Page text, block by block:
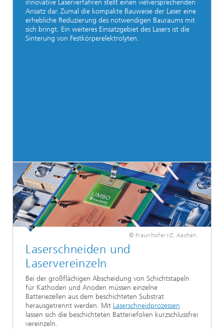
innovative Laserverfahren stellt einen vielversprechenden
Ansatz dar. Zumal die kompakte Bauweise der Laser eine
erhebliche Reduzierung des notwendigen Bauraums mit
sich bringt. Ein weiteres Einsatzgebiet des Lasers ist die
Sinterung von Festkörperelektrolyten.
© Fraunhofer ILT, Aachen.
Laserschneiden und
Laservereinzeln
Bei der großflächigen Abscheidung von Schichtstapeln
für Kathoden und Anoden müssen einzelne
Batteriezellen aus dem beschichteten Substrat
herausgetrennt werden. Mit Laserschneidprozessen
lassen sich die beschichteten Batteriefolien kurzschlussfrei
vereinzeln.